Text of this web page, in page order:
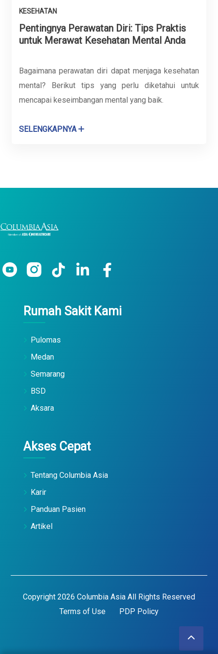
KESEHATAN
Pentingnya Perawatan Diri: Tips Praktis
untuk Merawat Kesehatan Mental Anda
Bagaimana perawatan diri dapat menjaga kesehatan
mental? Berikut tips yang perlu diketahui untuk
mencapai keseimbangan mental yang baik.
SELENGKAPNYA
Rumah Sakit Kami
Pulomas
Medan
Semarang
BSD
Aksara
Akses Cepat
Tentang Columbia Asia
Karir
Panduan Pasien
Artikel
Copyright 2026 Columbia Asia All Rights Reserved
Terms of Use
PDP Policy